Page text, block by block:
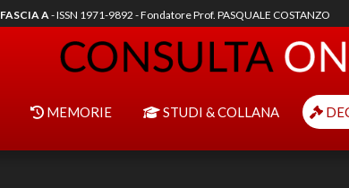
FASCIA A- ISSN 1971-9892 - Fondatore Prof. PASQUALE COSTANZO
MEMORIE STUDI & COLLANA